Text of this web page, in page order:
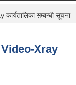
सम्बन्धी सूचना
Video-Xray